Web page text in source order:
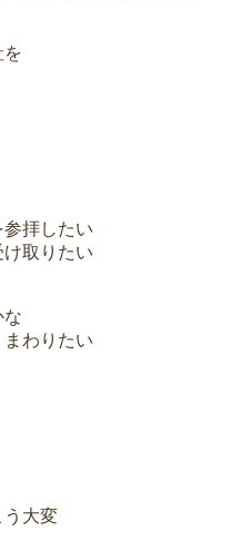
を
拝したい
取りたい
な
わりたい
う大変